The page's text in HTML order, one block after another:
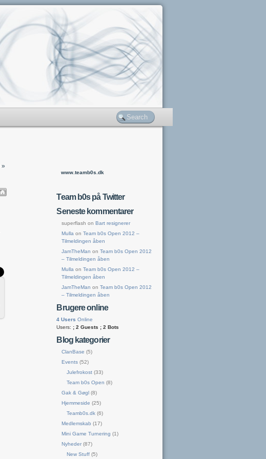
»
www.teamb0s.dk
Team b0s på Twitter
Seneste kommentarer
superflash onBart resignerer
Mulla onTeam b0s Open 2012 –
Tilmeldingen åben
JamTheMan onTeam b0s Open 2012
– Tilmeldingen åben
Mulla onTeam b0s Open 2012 –
Tilmeldingen åben
JamTheMan onTeam b0s Open 2012
– Tilmeldingen åben
Brugere online
4 Users Online
Users: ; 2 Guests ; 2 Bots
Blog kategorier
ClanBase (5)
Events (52)
Julefrokost (33)
Team b0s Open (8)
Gak & Gøgl (8)
Hjemmeside (25)
Teamb0s.dk (6)
Medlemskab (17)
Mini Game Turnering (1)
Nyheder (87)
New Stuff (5)